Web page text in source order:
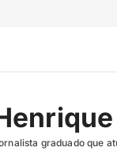
graduado que